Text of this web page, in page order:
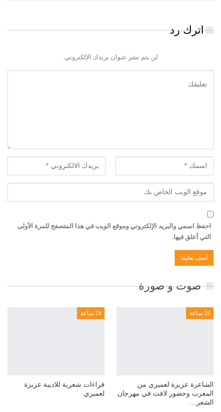
اترك رد
لن يتم نشر عنوان بريدك الإلكتروني.
احفظ اسمي والبريد الإلكتروني وموقع الويب في هذا المتصفح للمرة الأولى
التي أعلق فيها.
صوت و صورة
24 ساعة
الشاعرة عزيزة لعميري من
المغرب وحضور لافت في مهرجان
الشعر…
24 ساعة
قراءات شعرية للاديبة عزيزة
لعميري